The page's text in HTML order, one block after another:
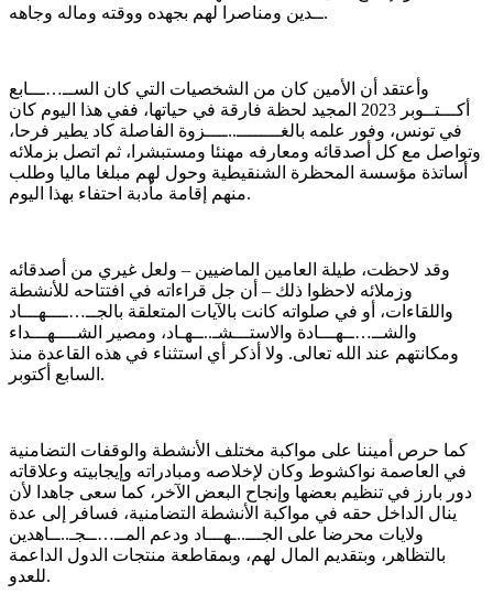
ــدين ومناصرا لهم بجهده ووقته وماله وجاهه.
وأعتقد أن الأمين كان من الشخصيات التي كان الســ…ـــابع
أكـــتــوبر 2023 المجيد لحظة فارقة في حياتها، ففي هذا اليوم كان
في تونس، وفور علمه بالغــــــــ..ــــزوة الفاصلة كاد يطير فرحا،
وتواصل مع كل أصدقائه ومعارفه مهنئا ومستبشرا، ثم اتصل بزملائه
أساتذة مؤسسة المحظرة الشنقيطية وحول لهم مبلغا ماليا وطلب
منهم إقامة مأدبة احتفاء بهذا اليوم.
وقد لاحظت، طيلة العامين الماضيين – ولعل غيري من أصدقائه
وزملائه لاحظوا ذلك – أن جل قراءاته في افتتاحه للأنشطة
واللقاءات، أو في صلواته كانت بالآيات المتعلقة بالجــ…ــــهـــاد
والشــ…ــهـــادة والاستـــشـ..ــهـاد، ومصير الشــــهـــداء
ومكانتهم عند الله تعالى. ولا أذكر أي استثناء في هذه القاعدة منذ
السابع أكتوبر.
كما حرص أميننا على مواكبة مختلف الأنشطة والوقفات التضامنية
في العاصمة نواكشوط وكان لإخلاصه ومبادراته وإيجابيته وعلاقاته
دور بارز في تنظيم بعضها وإنجاح البعض الآخر، كما سعى جاهدا لأن
ينال الداخل حقه في مواكبة الأنشطة التضامنية، فسافر إلى عدة
ولايات محرضا على الجـــ..ـهـــاد ودعم المــ…ــجـ..ــاهدين
بالتظاهر، وبتقديم المال لهم، وبمقاطعة منتجات الدول الداعمة
للعدو.